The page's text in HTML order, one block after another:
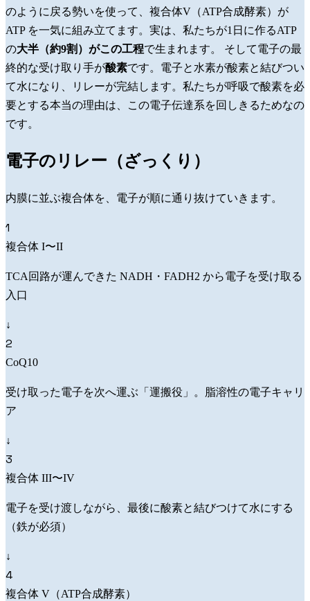
のように戻る勢いを使って、複合体V（ATP合成酵素）が
ATPを一気に組み立てます。実は、私たちが1日に作るATP
の大半（約9割）がこの工程で生まれます。
そして電子の最
終的な受け取り手が酸素です。電子と水素が酸素と結びつい
て水になり、リレーが完結します。私たちが呼吸で酸素を必
要とする本当の理由は、この電子伝達系を回しきるためなの
です。
電子のリレー（ざっくり）
内膜に並ぶ複合体を、電子が順に通り抜けていきます。
1
複合体 I〜II
TCA回路が運んできた NADH・FADH2 から電子を受け取る
入口
↓
2
CoQ10
受け取った電子を次へ運ぶ「運搬役」。脂溶性の電子キャリ
ア
↓
3
複合体 III〜IV
電子を受け渡しながら、最後に酸素と結びつけて水にする
（鉄が必須）
↓
4
複合体 V（ATP合成酵素）